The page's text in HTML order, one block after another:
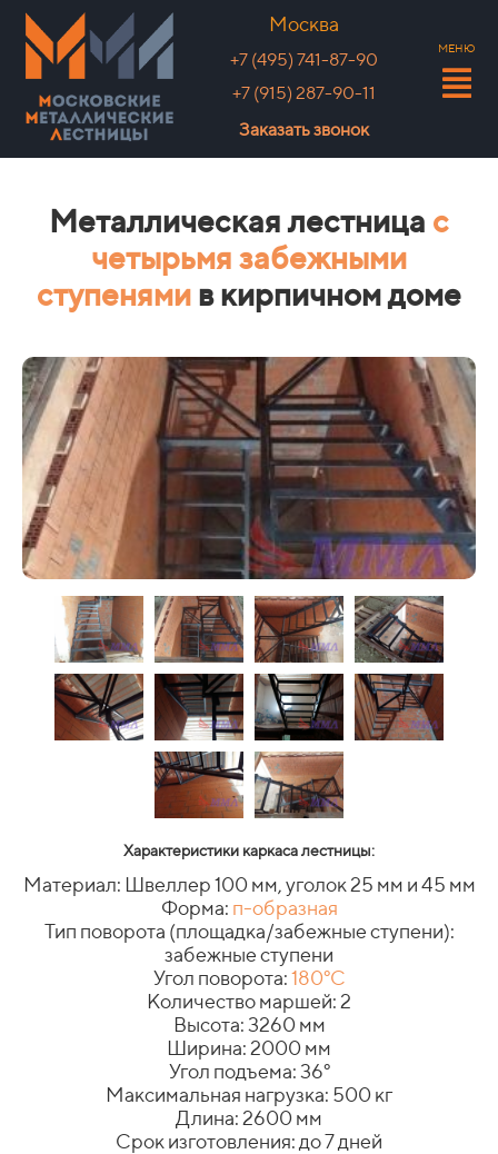
Москва
+7 (495) 741-87-90
+7 (915) 287-90-11
Заказать звонок
МЕНЮ
Металлическая лестница с
четырьмя забежными
ступенями в кирпичном доме
Характеристики каркаса лестницы:
Материал: Швеллер 100 мм, уголок 25 мм и 45 мм
Форма: п-образная
Тип поворота (площадка/забежные ступени):
забежные ступени
Угол поворота:180°C
Количество маршей: 2
Высота: 3260 мм
Ширина: 2000 мм
Угол подъема: 36°
Максимальная нагрузка: 500 кг
Длина: 2600 мм
Срок изготовления: до 7 дней